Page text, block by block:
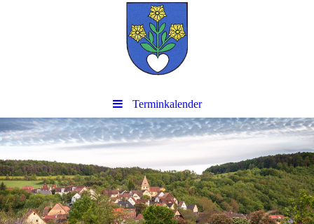
Terminkalender